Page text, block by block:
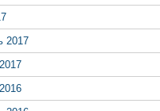
2017